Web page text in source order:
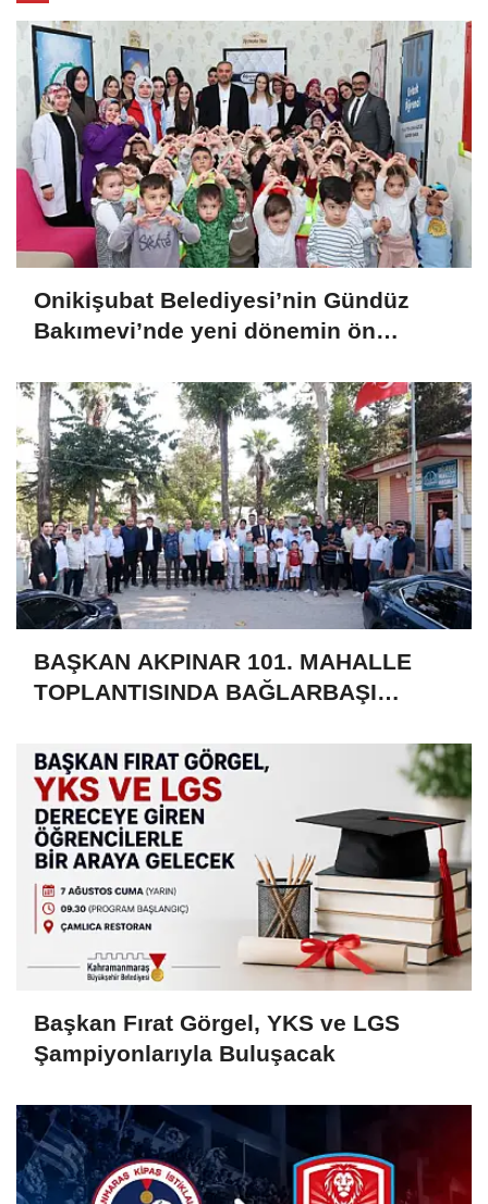
Onikişubat Belediyesi’nin Gündüz
Bakımevi’nde yeni dönemin ön
BAŞKAN AKPINAR 101. MAHALLE
TOPLANTISINDA BAĞLARBAŞI
BULUŞTU
Başkan Fırat Görgel, YKS ve LGS
Şampiyonlarıyla Buluşacak